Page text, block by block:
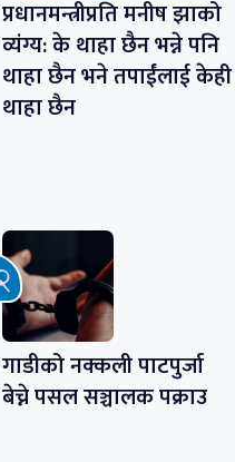
प्रधानमन्त्रीप्रति मनीष झाको
व्यंग्य: के थाहा छैन भन्ने पनि
थाहा छैन भने तपाईंलाई केही
थाहा छैन
गाडीको नक्कली पाटपुर्जा
बेच्ने पसल सञ्चालक पक्राउ